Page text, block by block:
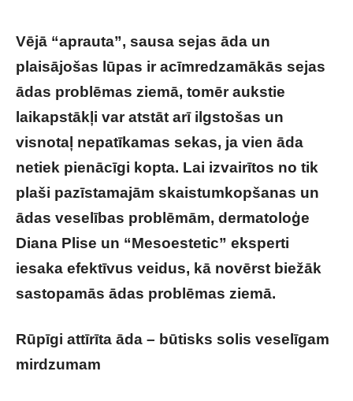
Vējā “aprauta”, sausa sejas āda un
plaisājošas lūpas ir acīmredzamākās sejas
ādas problēmas ziemā, tomēr aukstie
laikapstākļi var atstāt arī ilgstošas un
visnotaļ nepatīkamas sekas, ja vien āda
netiek pienācīgi kopta. Lai izvairītos no tik
plaši pazīstamajām skaistumkopšanas un
ādas veselības problēmām, dermatoloģe
Diana Plise un “Mesoestetic” eksperti
iesaka efektīvus veidus, kā novērst biežāk
sastopamās ādas problēmas ziemā.
Rūpīgi attīrīta āda – būtisks solis veselīgam
mirdzumam